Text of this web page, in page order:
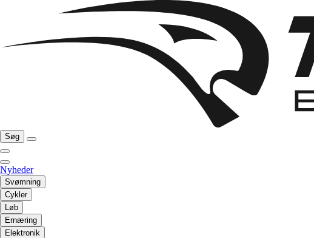
Søg
Nyheder
Svømning
Cykler
Løb
Ernæring
Elektronik